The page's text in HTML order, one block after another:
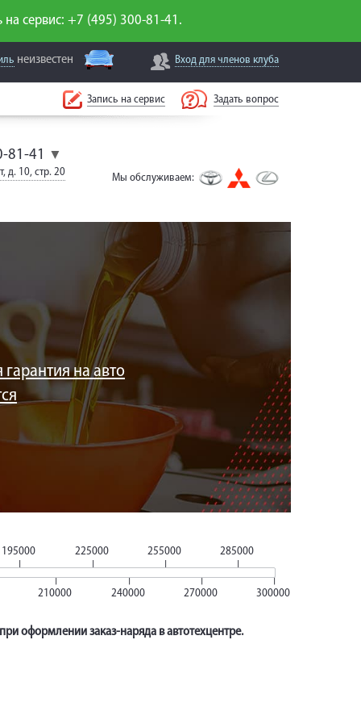
на сервис: +7 (495) 300-81-41.
неизвестен Вход для членов клуба
Запись на сервис Задать вопрос
81-41 ▼
д. 10, стр. 20 Мы обслуживаем:
гарантия на авто
195000
210000
225000
240000
255000
270000
285000
300000
оформлении заказ-наряда в автотехцентре.